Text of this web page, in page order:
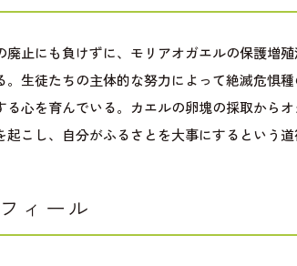
廃止にも負けずに、モリアオガエルの保護増
。生徒たちの主体的な努力によって絶滅危惧
る心を育んでいる。カエルの卵塊の採取から
起こし、自分がふるさとを大事にするという
ィール